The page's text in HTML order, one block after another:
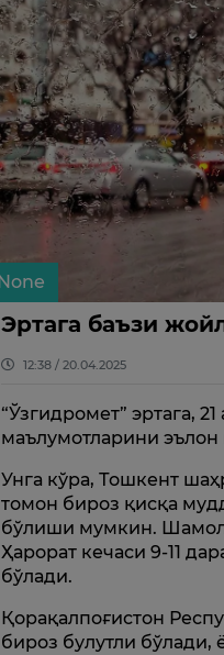
None
Эртага баъзи
12:38 / 20.04.2025
“Ўзгидромет” эртага,
маълумотларини эълон
Унга кўра, Тошкент
томон бироз қисқа
бўлиши мумкин. Шамол
Ҳарорат кечаси 9-11
бўлади.
Қорақалпоғистон
бироз булутли